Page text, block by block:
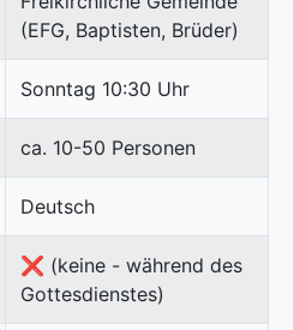
(EFG, Baptisten, Brüder)
Sonntag 10:30 Uhr
ca. 10-50 Personen
Deutsch
❌ (keine - während des
Gottesdienstes)